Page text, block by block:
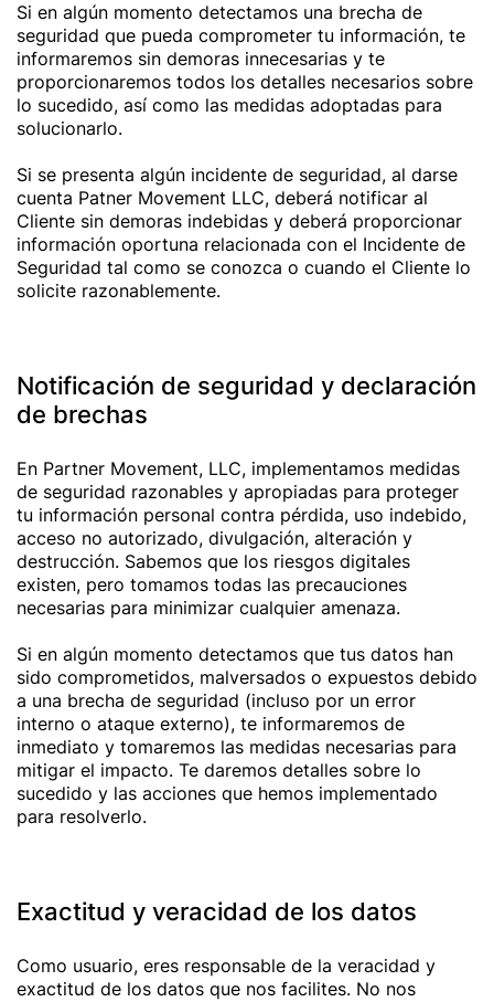
Si en algún momento detectamos una brecha de
seguridad que pueda comprometer tu información, te
informaremos sin demoras innecesarias y te
proporcionaremos todos los detalles necesarios sobre
lo sucedido, así como las medidas adoptadas para
solucionarlo.
Si se presenta algún incidente de seguridad, al darse
cuenta Patner Movement LLC, deberá notificar al
Cliente sin demoras indebidas y deberá proporcionar
información oportuna relacionada con el Incidente de
Seguridad tal como se conozca o cuando el Cliente lo
solicite razonablemente.
Notificación de seguridad y declaración
de brechas
En Partner Movement, LLC, implementamos medidas
de seguridad razonables y apropiadas para proteger
tu información personal contra pérdida, uso indebido,
acceso no autorizado, divulgación, alteración y
destrucción. Sabemos que los riesgos digitales
existen, pero tomamos todas las precauciones
necesarias para minimizar cualquier amenaza.
Si en algún momento detectamos que tus datos han
sido comprometidos, malversados o expuestos debido
a una brecha de seguridad (incluso por un error
interno o ataque externo), te informaremos de
inmediato y tomaremos las medidas necesarias para
mitigar el impacto. Te daremos detalles sobre lo
sucedido y las acciones que hemos implementado
para resolverlo.
Exactitud y veracidad de los datos
Como usuario, eres responsable de la veracidad y
exactitud de los datos que nos facilites. No nos